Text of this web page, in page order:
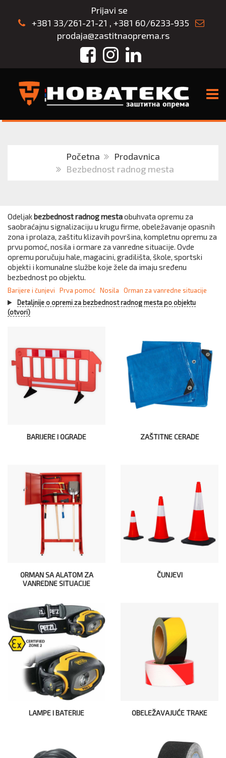
Prijavi se
+381 33/261-21-21 , +381 60/6233-935
prodaja@zastitnaoprema.rs
FacebookInstagram
LinkedIn
Početna
Prodavnica
Bezbednost radnog mesta
Odeljak bezbednost radnog mestaobuhvata opremu za
saobraćajnu signalizaciju u krugu firme, obeležavanje opasnih
zona i prolaza, zaštitu klizavih površina, kompletnu opremu za
prvu pomoć, nosila i ormare za vanredne situacije. Ovde
opremu poručuju hale, magacini, gradilišta, škole, sportski
objekti i komunalne službe koje žele da imaju sređenu
bezbednost po objektu.
Barijere i čunjevi Prva pomoć Nosila
Orman za vanredne situacije
Detaljnije o opremi za bezbednost radnog mesta po objektu
(otvori)
BARIJERE I OGRADE ZAŠTITNE CERADE
ORMAN SA ALATOM ZA
VANREDNE SITUACIJE
ČUNJEVI
LAMPE I BATERIJE OBELEŽAVAJUĆE TRAKE